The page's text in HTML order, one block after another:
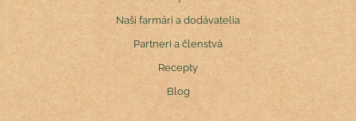
Naši farmári a dodávatelia
Partneri a členstvá
Recepty
Blog